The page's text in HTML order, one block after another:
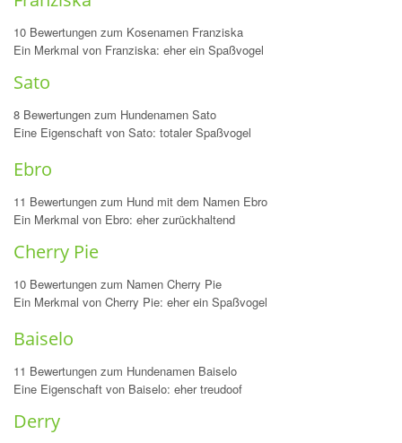
10 Bewertungen zum Kosenamen Franziska
Ein Merkmal von Franziska: eher ein Spaßvogel
Sato
8 Bewertungen zum Hundenamen Sato
Eine Eigenschaft von Sato: totaler Spaßvogel
Ebro
11 Bewertungen zum Hund mit dem Namen Ebro
Ein Merkmal von Ebro: eher zurückhaltend
Cherry Pie
10 Bewertungen zum Namen Cherry Pie
Ein Merkmal von Cherry Pie: eher ein Spaßvogel
Baiselo
11 Bewertungen zum Hundenamen Baiselo
Eine Eigenschaft von Baiselo: eher treudoof
Derry